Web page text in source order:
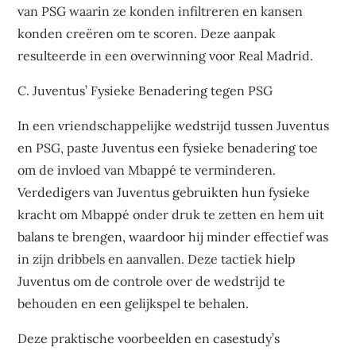
van PSG waarin ze konden infiltreren en kansen
konden creëren om te scoren. Deze aanpak
resulteerde in een overwinning voor Real Madrid.
C. Juventus’ Fysieke Benadering tegen PSG
In een vriendschappelijke wedstrijd tussen Juventus
en PSG, paste Juventus een fysieke benadering toe
om de invloed van Mbappé te verminderen.
Verdedigers van Juventus gebruikten hun fysieke
kracht om Mbappé onder druk te zetten en hem uit
balans te brengen, waardoor hij minder effectief was
in zijn dribbels en aanvallen. Deze tactiek hielp
Juventus om de controle over de wedstrijd te
behouden en een gelijkspel te behalen.
Deze praktische voorbeelden en casestudy’s